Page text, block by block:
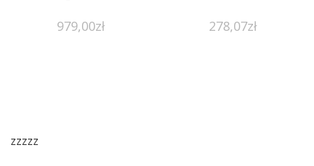
979,00zł 278,07zł
zzzzz